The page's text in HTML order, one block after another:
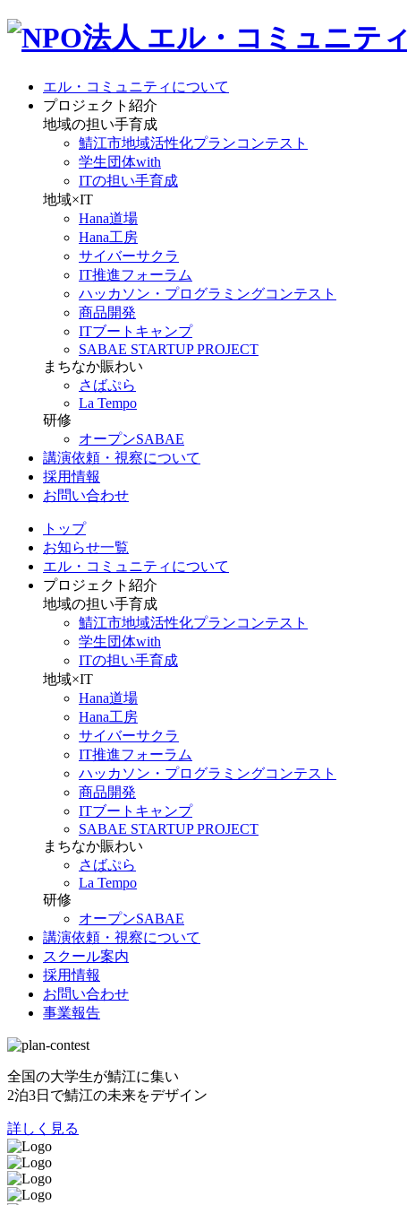
エル・コミュニティについて
プロジェクト紹介
地域の担い手育成
鯖江市地域活性化プランコンテスト
学生団体with
ITの担い手育成
地域×IT
Hana道場
Hana工房
サイバーサクラ
IT推進フォーラム
ハッカソン・プログラミングコンテスト
商品開発
ITブートキャンプ
SABAE STARTUP PROJECT
まちなか賑わい
さばぷら
La Tempo
研修
オープンSABAE
講演依頼・視察について
採用情報
お問い合わせ
トップ
お知らせ一覧
エル・コミュニティについて
プロジェクト紹介
地域の担い手育成
鯖江市地域活性化プランコンテスト
学生団体with
ITの担い手育成
地域×IT
Hana道場
Hana工房
サイバーサクラ
IT推進フォーラム
ハッカソン・プログラミングコンテスト
商品開発
ITブートキャンプ
SABAE STARTUP PROJECT
まちなか賑わい
さばぷら
La Tempo
研修
オープンSABAE
講演依頼・視察について
スクール案内
採用情報
お問い合わせ
事業報告
全国の大学生が鯖江に集い
2泊3日で鯖江の未来をデザイン
詳しく見る